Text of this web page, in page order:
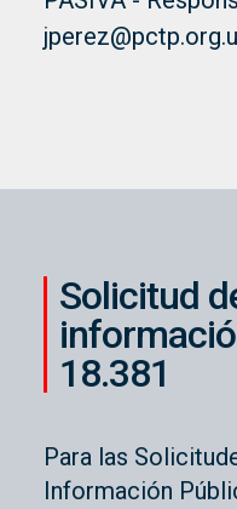
Solicitud
18.381
Para las
Información